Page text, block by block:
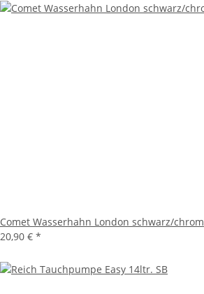
Comet Wasserhahn London schwarz/chrom
20,90 € *